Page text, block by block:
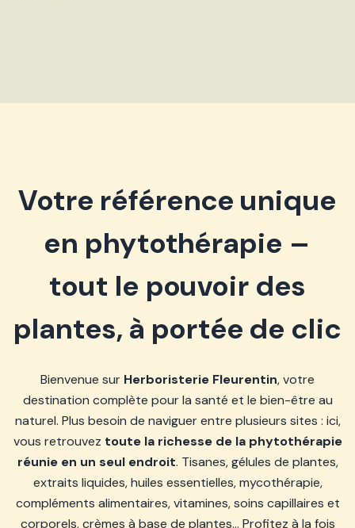
Votre référence unique
en phytothérapie –
tout le pouvoir des
plantes, à portée de clic
Bienvenue sur Herboristerie Fleurentin, votre
destination complète pour la santé et le bien-être au
naturel. Plus besoin de naviguer entre plusieurs sites : ici,
vous retrouvez toute la richesse de la phytothérapie
réunie en un seul endroit. Tisanes, gélules de plantes,
extraits liquides, huiles essentielles, mycothérapie,
compléments alimentaires, vitamines, soins capillaires et
corporels, crèmes à base de plantes… Profitez à la fois